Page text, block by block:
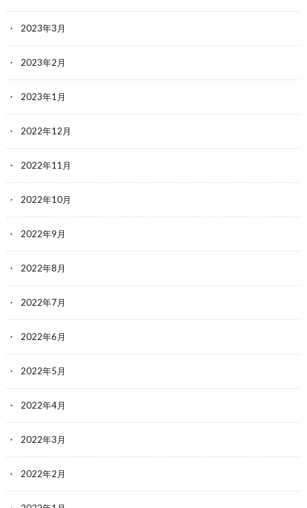
2023年3月
2023年2月
2023年1月
2022年12月
2022年11月
2022年10月
2022年9月
2022年8月
2022年7月
2022年6月
2022年5月
2022年4月
2022年3月
2022年2月